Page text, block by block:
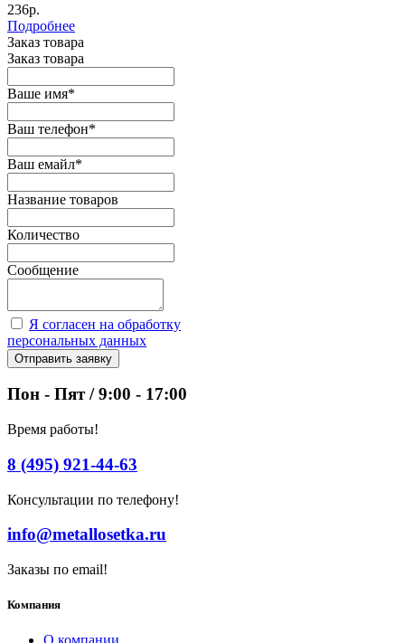
236р.
Подробнее
Заказ товара
Заказ товара
Ваше имя*
Ваш телефон*
Ваш емайл*
Название товаров
Количество
Сообщение
Я согласен на обработку
персональных данных
Отправить заявку
Пон - Пят / 9:00 - 17:00
Время работы!
8 (495) 921-44-63
Консультации по телефону!
info@metallosetka.ru
Заказы по email!
Компания